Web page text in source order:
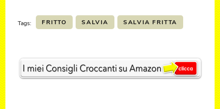
Tags: FRITTO SALVIA SALVIA FRITTA
Navigation